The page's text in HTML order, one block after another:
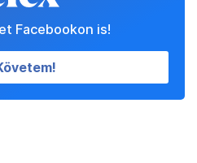
Facebookon is!